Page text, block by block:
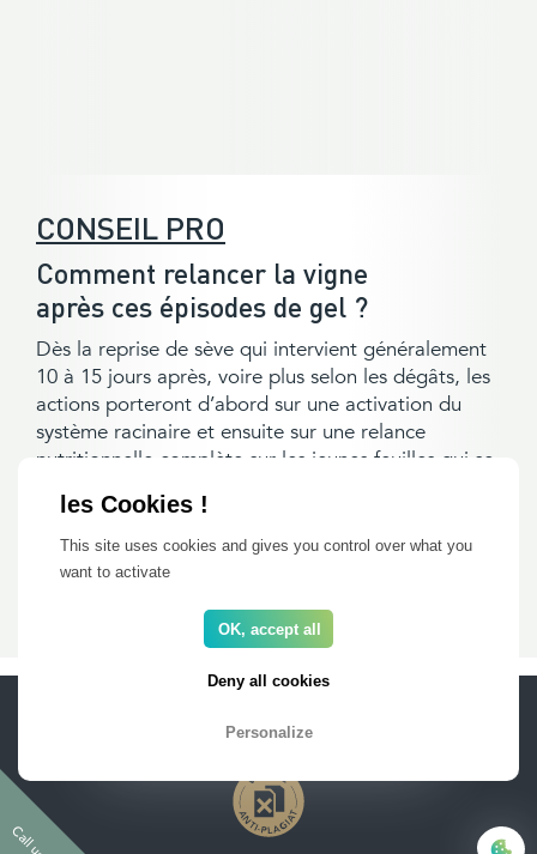
CONSEIL PRO
Comment relancer la vigne
après ces épisodes de gel ?
Dès la reprise de sève qui intervient généralement
10 à 15 jours après, voire plus selon les dégâts, les
actions porteront d’abord sur une activation du
système racinaire et ensuite sur une relance
nutritionnelle complète sur les jeunes feuilles qui se
Relancer la croissance des vignes post gel
Privacy and Legal
Call us
This site uses cookies and gives you control over what you
want to activate
OK, accept all
Deny all cookies
Personalize